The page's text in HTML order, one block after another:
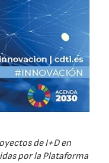
de I+D en
por la Plataforma